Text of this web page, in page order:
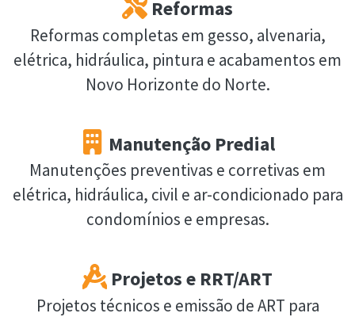
Reformas
Reformas completas em gesso, alvenaria,
elétrica, hidráulica, pintura e acabamentos em
Novo Horizonte do Norte.
Manutenção Predial
Manutenções preventivas e corretivas em
elétrica, hidráulica, civil e ar-condicionado para
condomínios e empresas.
Projetos e RRT/ART
Projetos técnicos e emissão de ART para